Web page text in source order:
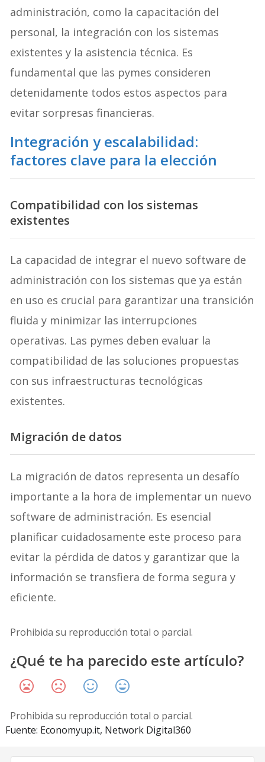
administración, como la capacitación del
personal, la integración con los sistemas
existentes y la asistencia técnica. Es
fundamental que las pymes consideren
detenidamente todos estos aspectos para
evitar sorpresas financieras.
Integración y escalabilidad:
factores clave para la elección
Compatibilidad con los sistemas
existentes
La capacidad de integrar el nuevo software de
administración con los sistemas que ya están
en uso es crucial para garantizar una transición
fluida y minimizar las interrupciones
operativas. Las pymes deben evaluar la
compatibilidad de las soluciones propuestas
con sus infraestructuras tecnológicas
existentes.
Migración de datos
La migración de datos representa un desafío
importante a la hora de implementar un nuevo
software de administración. Es esencial
planificar cuidadosamente este proceso para
evitar la pérdida de datos y garantizar que la
información se transfiera de forma segura y
eficiente.
Prohibida su reproducción total o parcial.
¿Qué te ha parecido este artículo?
Prohibida su reproducción total o parcial.
Fuente: Economyup.it, Network Digital360